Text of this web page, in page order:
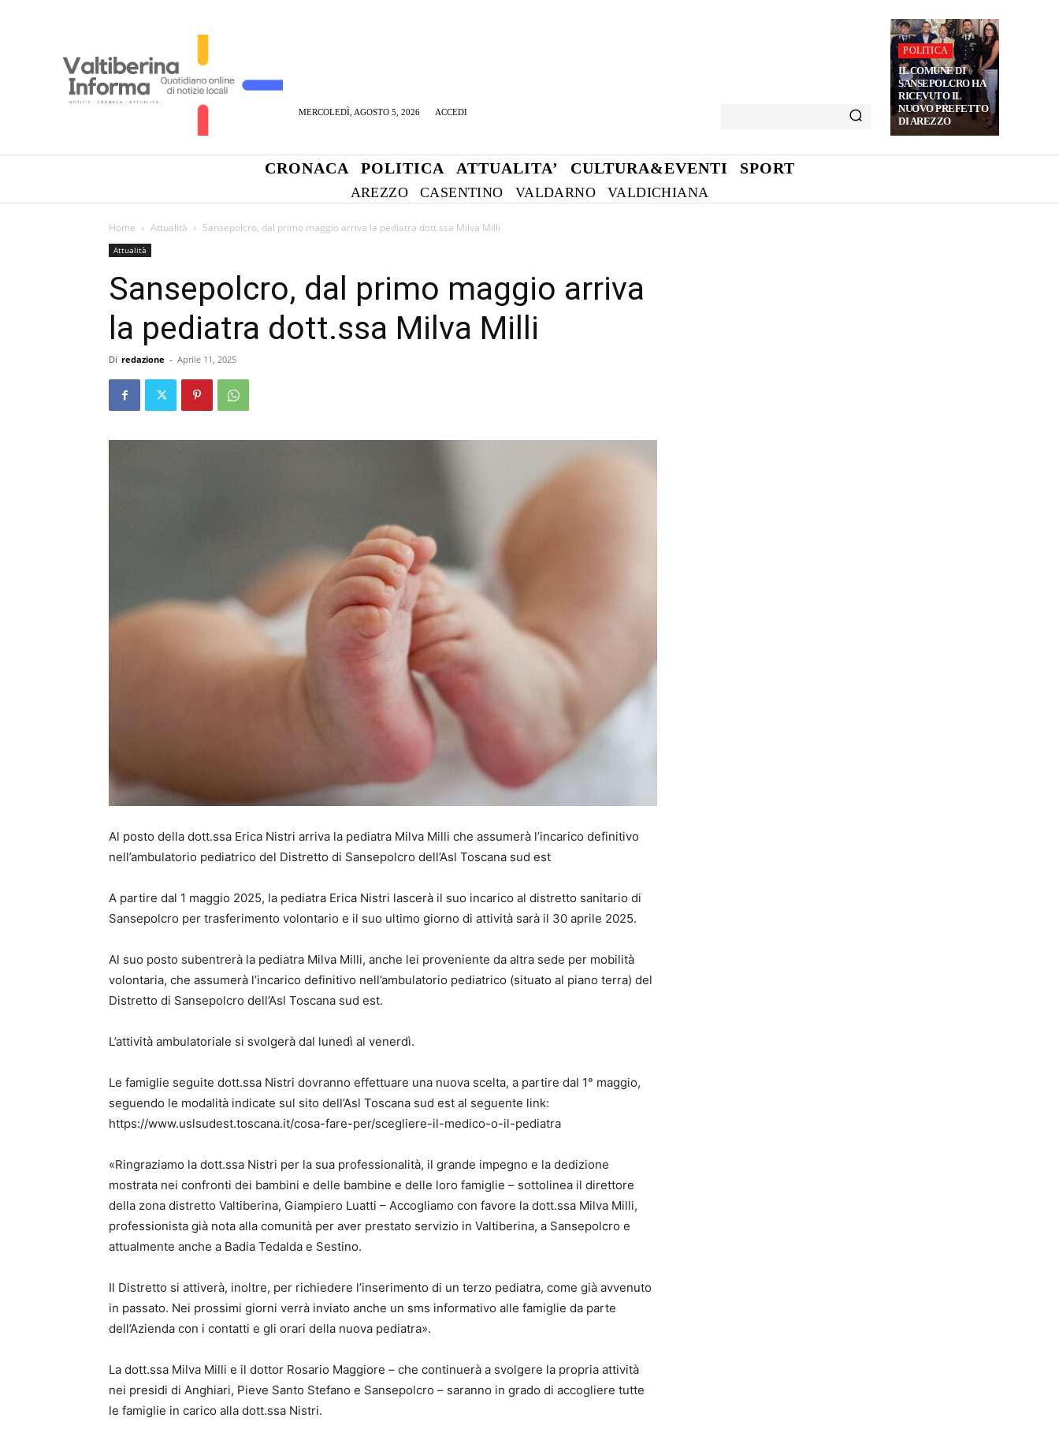
MERCOLEDÌ, AGOSTO 5, 2026 ACCEDI
POLITICA
IL COMUNE DI
SANSEPOLCRO HA
RICEVUTO IL
NUOVO PREFETTO
DI AREZZO
CRONACA POLITICA ATTUALITA’ CULTURA&EVENTI SPORT
AREZZO CASENTINO VALDARNO VALDICHIANA
Home Attualità Sansepolcro, dal primo maggio arriva la pediatra dott.ssa Milva Milli
Attualità
Sansepolcro, dal primo maggio arriva
la pediatra dott.ssa Milva Milli
Di redazione - Aprile 11, 2025
Al posto della dott.ssa Erica Nistri arriva la pediatra Milva Milli che assumerà l’incarico definitivo
nell’ambulatorio pediatrico del Distretto di Sansepolcro dell’Asl Toscana sud est
A partire dal 1 maggio 2025, la pediatra Erica Nistri lascerà il suo incarico al distretto sanitario di
Sansepolcro per trasferimento volontario e il suo ultimo giorno di attività sarà il 30 aprile 2025.
Al suo posto subentrerà la pediatra Milva Milli, anche lei proveniente da altra sede per mobilità
volontaria, che assumerà l’incarico definitivo nell’ambulatorio pediatrico (situato al piano terra) del
Distretto di Sansepolcro dell’Asl Toscana sud est.
L’attività ambulatoriale si svolgerà dal lunedì al venerdì.
Le famiglie seguite dott.ssa Nistri dovranno effettuare una nuova scelta, a partire dal 1° maggio,
seguendo le modalità indicate sul sito dell’Asl Toscana sud est al seguente link:
https://www.uslsudest.toscana.it/cosa-fare-per/scegliere-il-medico-o-il-pediatra
«Ringraziamo la dott.ssa Nistri per la sua professionalità, il grande impegno e la dedizione
mostrata nei confronti dei bambini e delle bambine e delle loro famiglie – sottolinea il direttore
della zona distretto Valtiberina, Giampiero Luatti – Accogliamo con favore la dott.ssa Milva Milli,
professionista già nota alla comunità per aver prestato servizio in Valtiberina, a Sansepolcro e
attualmente anche a Badia Tedalda e Sestino.
Il Distretto si attiverà, inoltre, per richiedere l’inserimento di un terzo pediatra, come già avvenuto
in passato. Nei prossimi giorni verrà inviato anche un sms informativo alle famiglie da parte
dell’Azienda con i contatti e gli orari della nuova pediatra».
La dott.ssa Milva Milli e il dottor Rosario Maggiore – che continuerà a svolgere la propria attività
nei presidi di Anghiari, Pieve Santo Stefano e Sansepolcro – saranno in grado di accogliere tutte
le famiglie in carico alla dott.ssa Nistri.